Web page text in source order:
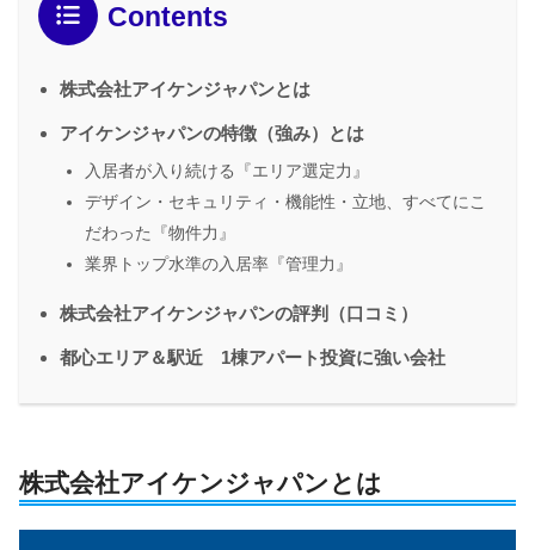
Contents
株式会社アイケンジャパンとは
アイケンジャパンの特徴（強み）とは
入居者が入り続ける『エリア選定力』
デザイン・セキュリティ・機能性・立地、すべてにこ
だわった『物件力』
業界トップ水準の入居率『管理力』
株式会社アイケンジャパンの評判（口コミ）
都心エリア＆駅近 1棟アパート投資に強い会社
株式会社アイケンジャパンとは